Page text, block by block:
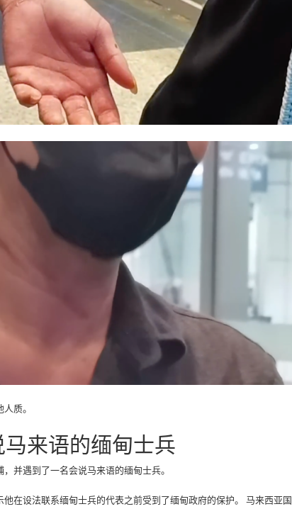
质。
来语的缅甸士兵
并遇到了一名会说马来语的缅甸士兵。
在设法联系缅甸士兵的代表之前受到了缅甸政府的保护。 马来西亚国